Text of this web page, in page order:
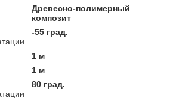
Древесно-полимерный
композит
-55 град.
1 м
1 м
80 град.